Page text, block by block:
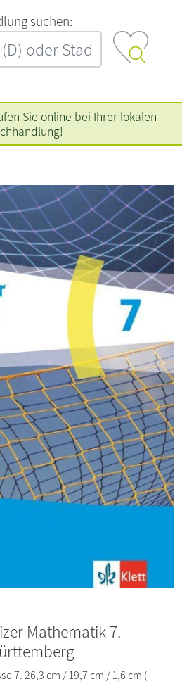
‍s‍u‍c‍h‍e‍n‍:‍
Sie online bei Ihrer lokalen
Mathematik 7.
7. 26,3 cm / 19,7 cm / 1,6 cm (